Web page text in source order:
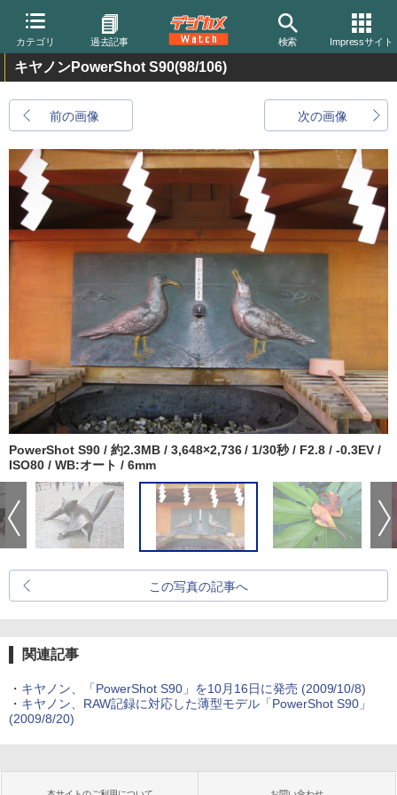
カテゴリ 過去記事 検索 Impressサイト
キヤノンPowerShot S90(98/106)
前の画像 次の画像
PowerShot S90 / 約2.3MB / 3,648×2,736 / 1/30秒 / F2.8 / -0.3EV /
ISO80 / WB:オート / 6mm
この写真の記事へ
関連記事
・ キヤノン、「PowerShot S90」を10月16日に発売 (2009/10/8)
・ キヤノン、RAW記録に対応した薄型モデル「PowerShot S90」
(2009/8/20)